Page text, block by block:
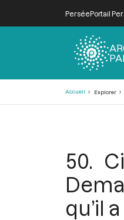
PerséePortail
Accueil Explorer
50.
qu’il